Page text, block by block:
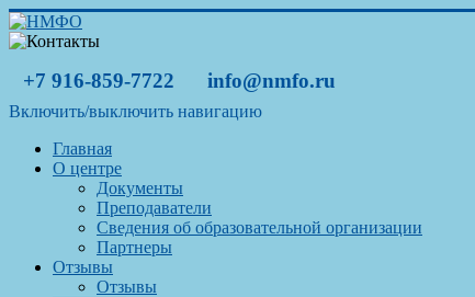
+7 916-859-7722 info@nmfo.ru
Включить/выключить навигацию
Главная
О центре
Документы
Преподаватели
Сведения об образовательной организации
Партнеры
Отзывы
Отзывы